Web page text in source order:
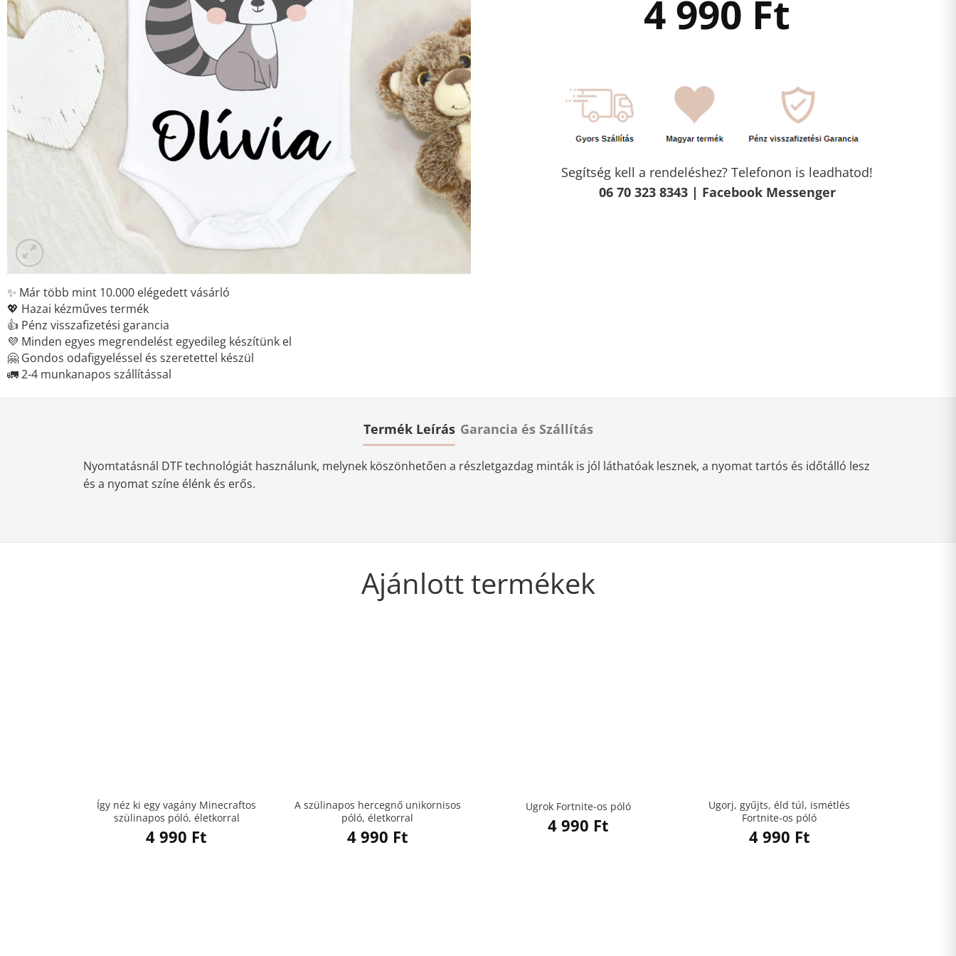
✨ Már több mint 10.000 elégedett vásárló
💖 Hazai kézműves termék
👍 Pénz visszafizetési garancia
💜 Minden egyes megrendelést egyedileg készítünk el
🤗 Gondos odafigyeléssel és szeretettel készül
🚛 2-4 munkanapos szállítással
4 990 Ft
Segítség kell a rendeléshez? Telefonon is leadhatod!
06 70 323 8343 | Facebook Messenger
Termék Leírás Garancia és Szállítás
Nyomtatásnál DTF technológiát használunk, melynek köszönhetően a részletgazdag minták is jól láthatóak lesznek, a nyomat tartós és időtálló lesz
és a nyomat színe élénk és erős.
Ajánlott termékek
Így néz ki egy vagány Minecraftos
szülinapos póló, életkorral
4 990 Ft
A szülinapos hercegnő unikornisos
póló, életkorral
4 990 Ft
Ugrok Fortnite-os póló
4 990 Ft
Ugorj, gyűjts, éld túl, ismétlés
Fortnite-os póló
4 990 Ft